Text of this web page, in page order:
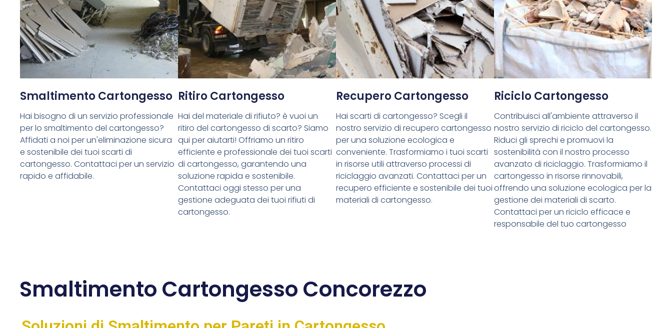
Smaltimento Cartongesso
Hai bisogno di un servizio professionale
per lo smaltimento del cartongesso?
Affidati a noi per un'eliminazione sicura
e sostenibile dei tuoi scarti di
cartongesso. Contattaci per un servizio
rapido e affidabile.
Ritiro Cartongesso
Hai del materiale di rifiuto? è vuoi un
ritiro del cartongesso di scarto? Siamo
qui per aiutarti! Offriamo un ritiro
efficiente e professionale dei tuoi scarti
di cartongesso, garantendo una
soluzione rapida e sostenibile.
Contattaci oggi stesso per una
gestione adeguata dei tuoi rifiuti di
cartongesso.
Recupero Cartongesso
Hai scarti di cartongesso? Scegli il
nostro servizio di recupero cartongesso
per una soluzione ecologica e
conveniente. Trasformiamo i tuoi scarti
in risorse utili attraverso processi di
riciclaggio avanzati. Contattaci per un
recupero efficiente e sostenibile dei tuoi
materiali di cartongesso.
Riciclo Cartongesso
Contribuisci all'ambiente attraverso il
nostro servizio di riciclo del cartongesso.
Riduci gli sprechi e promuovi la
sostenibilità con il nostro processo
avanzato di riciclaggio. Trasformiamo il
cartongesso in risorse rinnovabili,
offrendo una soluzione ecologica per la
gestione dei materiali di scarto.
Contattaci per un riciclo efficace e
responsabile del tuo cartongesso
Smaltimento Cartongesso Concorezzo